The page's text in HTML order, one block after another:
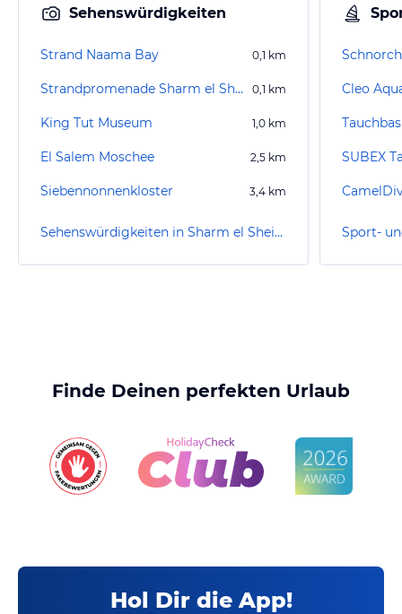
Sehenswürdigkeiten
Strand Naama Bay 0,1 km
Strandpromenade Sharm el Sheikh 0,1 km
King Tut Museum 1,0 km
El Salem Moschee 2,5 km
Siebennonnenkloster 3,4 km
Sehenswürdigkeiten in Sharm el Sheikh/Na'ama Bay
Cleo
Finde Deinen perfekten Urlaub
Hol Dir die App!